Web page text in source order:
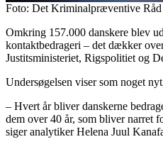
Foto: Det Kriminalpræventive Råd
Omkring 157.000 danskere blev
kontaktbedrageri – det dækker
Justitsministeriet, Rigspolitiet og
Undersøgelsen viser som noget
– Hvert år bliver danskerne
dem over 40 år, som bliver narret
siger analytiker Helena Juul